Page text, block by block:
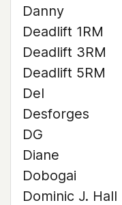
Danny
Deadlift 1RM
Deadlift 3RM
Deadlift 5RM
Del
Desforges
DG
Diane
Dobogai
Dominic J. Hall